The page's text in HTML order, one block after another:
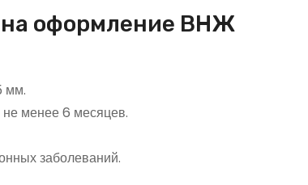
на оформление ВНЖ
мм.
не менее 6 месяцев.
заболеваний.